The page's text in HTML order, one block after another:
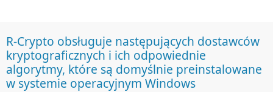
R-Crypto obsługuje następujących dostawców
kryptograficznych i ich odpowiednie
algorytmy, które są domyślnie preinstalowane
w systemie operacyjnym Windows